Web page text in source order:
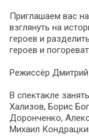
Приглашаем вас
взглянуть на
героев и
героев и
Режиссёр
В спектакле
Хализов, Борис
Доронченко,
Михаил